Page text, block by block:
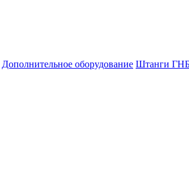
Дополнительное оборудование Штанги